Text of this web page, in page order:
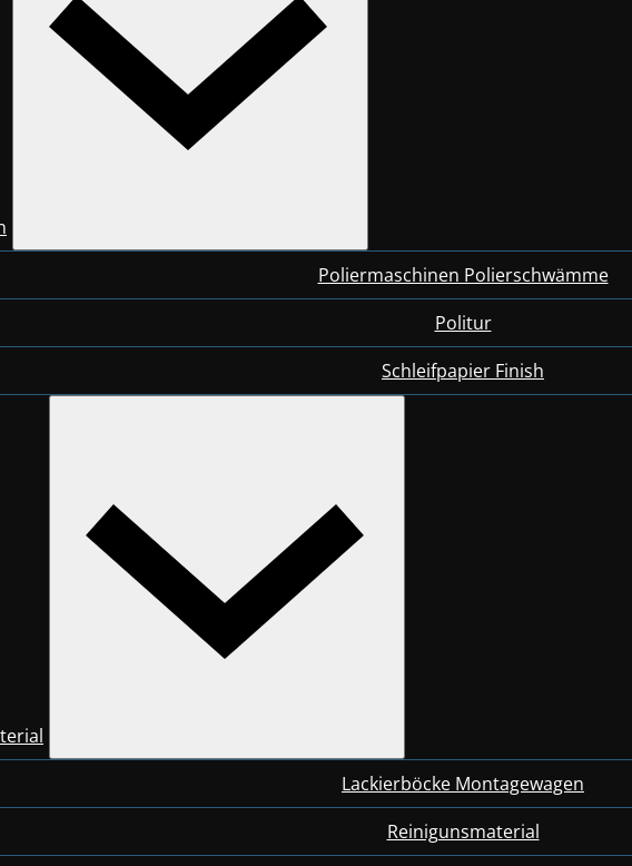
Poliermaschinen Polierschwämme
Politur
Schleifpapier Finish
Lackierböcke Montagewagen
Reinigunsmaterial